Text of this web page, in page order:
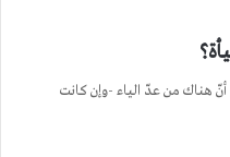
هناك من عدّ الياء -وإن كانت